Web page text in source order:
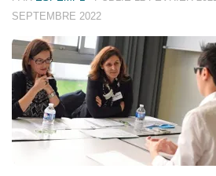
SEPTEMBRE 2022